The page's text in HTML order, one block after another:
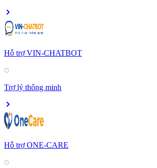
Hỗ trợ VIN-CHATBOT
Trợ lý thông minh
Hỗ trợ ONE-CARE